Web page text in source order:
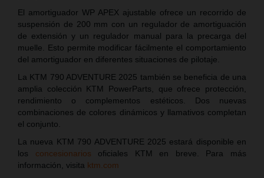
El amortiguador WP APEX ajustable ofrece un recorrido de
suspensión de 200 mm con un regulador de amortiguación
de extensión y un regulador manual para la precarga del
muelle. Esto permite modificar fácilmente el comportamiento
del amortiguador en diferentes situaciones de pilotaje.
La KTM 790 ADVENTURE 2025 también se beneficia de una
amplia colección KTM PowerParts, que ofrece protección,
rendimiento o complementos estéticos. Dos nuevas
combinaciones de colores dinámicos y llamativos completan
el conjunto.
La nueva KTM 790 ADVENTURE 2025 estará disponible en
los concesionarios oficiales KTM en breve. Para más
información, visita ktm.com